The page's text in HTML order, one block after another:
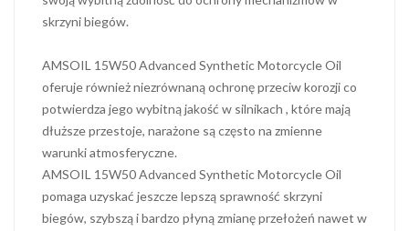
skrzyni biegów.
AMSOIL 15W50 Advanced Synthetic Motorcycle Oil
oferuje również niezrównaną ochronę przeciw korozji co
potwierdza jego wybitną jakość w silnikach , które mają
dłuższe przestoje, narażone są często na zmienne
warunki atmosferyczne.
AMSOIL 15W50 Advanced Synthetic Motorcycle Oil
pomaga uzyskać jeszcze lepszą sprawność skrzyni
biegów, szybszą i bardzo płyną zmianę przełożeń nawet w